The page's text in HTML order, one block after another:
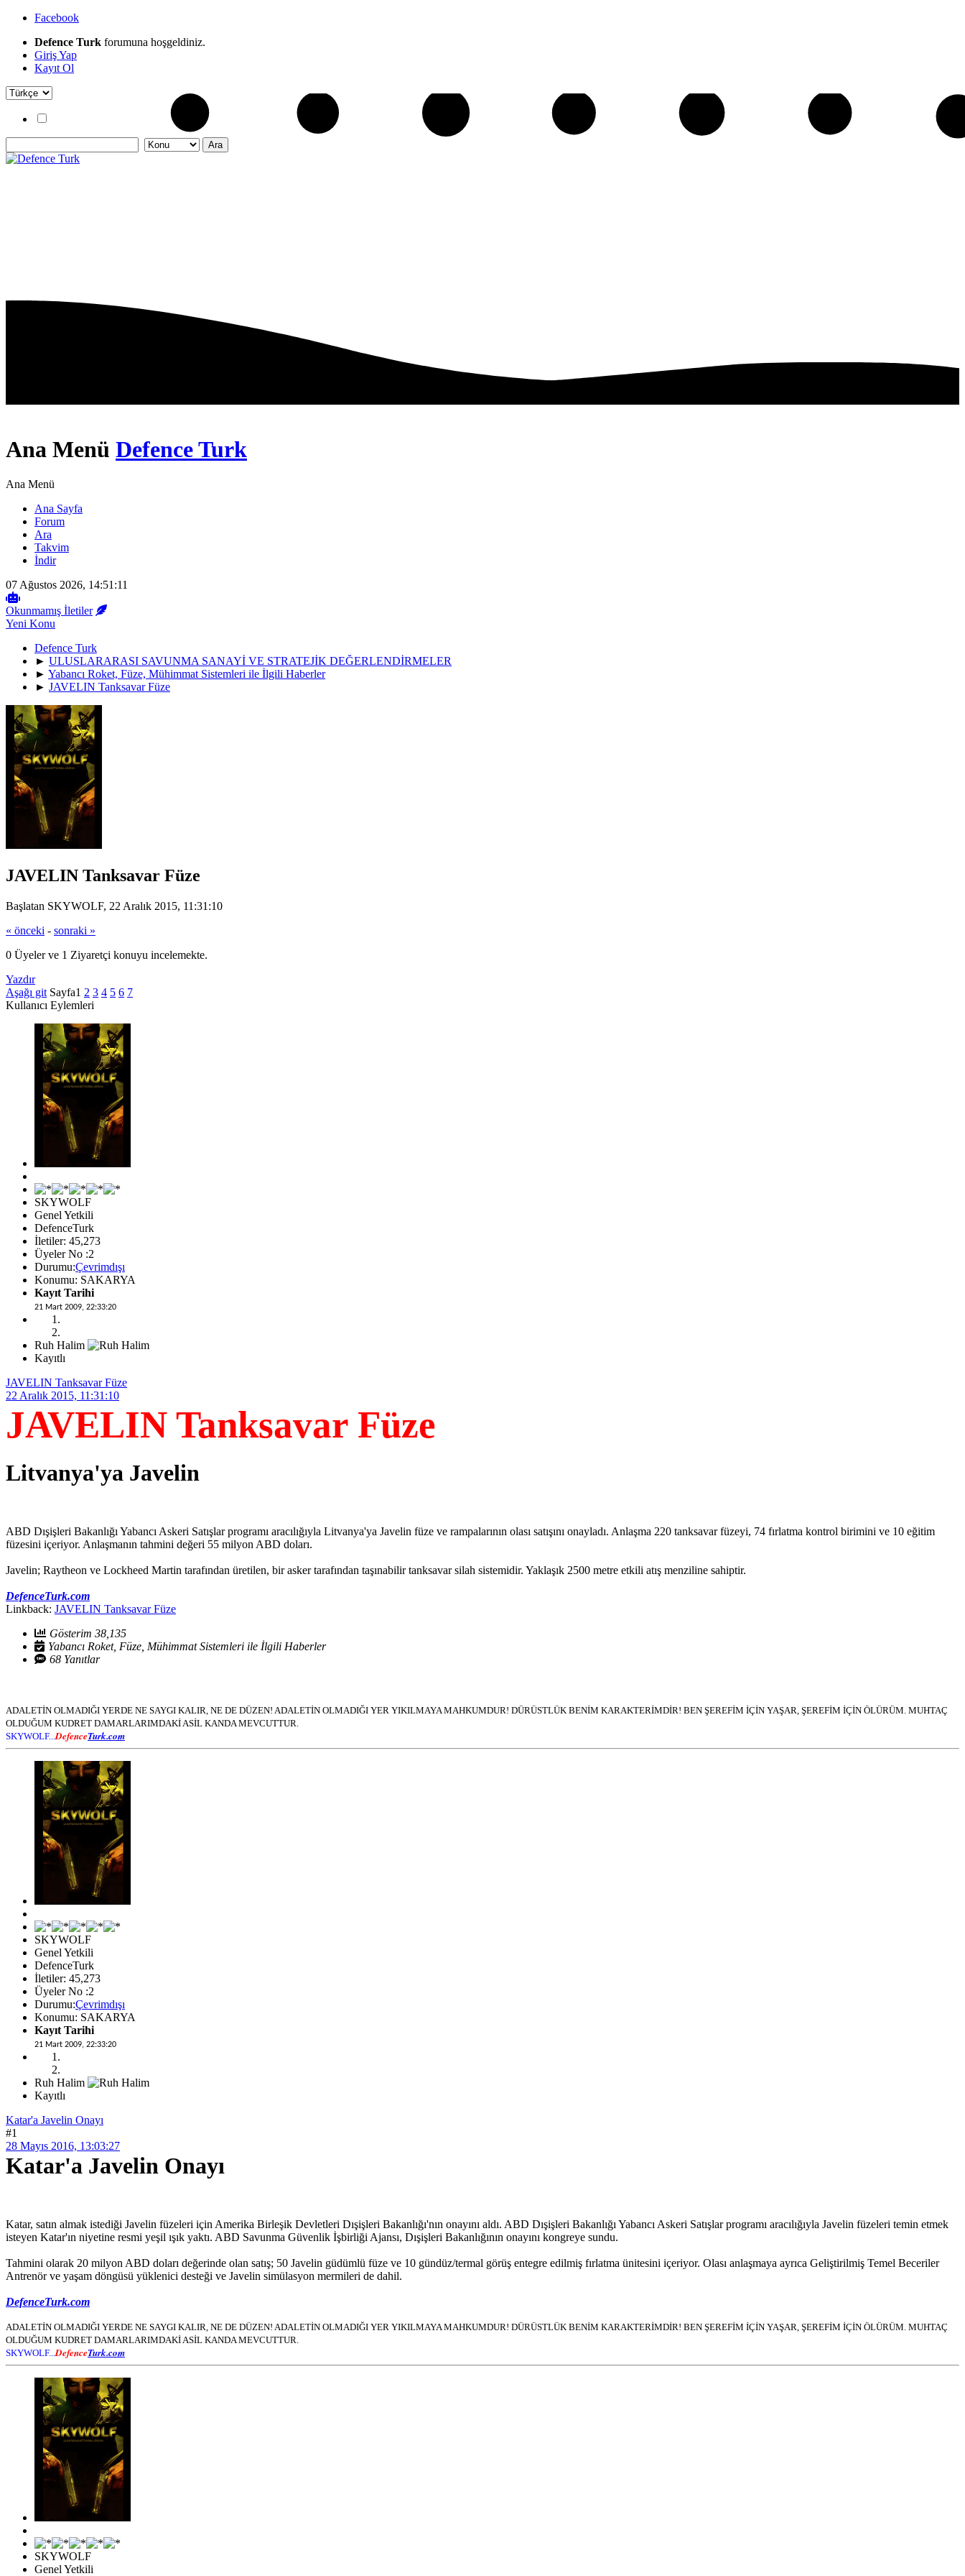
Facebook
Defence Turk forumuna hoşgeldiniz.
Giriş Yap
Kayıt Ol
Ana Menü Defence Turk
Ana Menü
Ana Sayfa
Forum
Ara
Takvim
İndir
07 Ağustos 2026, 14:51:11
Okunmamış İletiler
Yeni Konu
Defence Turk
► ULUSLARARASI SAVUNMA SANAYİ VE STRATEJİK DEĞERLENDİRMELER
► Yabancı Roket, Füze, Mühimmat Sistemleri ile İlgili Haberler
► JAVELIN Tanksavar Füze
JAVELIN Tanksavar Füze
Başlatan SKYWOLF, 22 Aralık 2015, 11:31:10
« önceki - sonraki »
0 Üyeler ve 1 Ziyaretçi konuyu incelemekte.
Yazdır
Aşağı git Sayfa1 2 3 4 5 6 7
Kullanıcı Eylemleri
SKYWOLF
Genel Yetkili
DefenceTurk
İletiler: 45,273
Üyeler No :2
Durumu:Çevrimdışı
Konumu: SAKARYA
Kayıt Tarihi
21 Mart 2009, 22:33:20
Ruh Halim
Kayıtlı
JAVELIN Tanksavar Füze
22 Aralık 2015, 11:31:10
JAVELIN Tanksavar Füze
Litvanya'ya Javelin
ABD Dışişleri Bakanlığı Yabancı Askeri Satışlar programı aracılığıyla Litvanya'ya Javelin füze ve rampalarının olası satışını onayladı. Anlaşma 220 tanksavar füzeyi, 74 fırlatma kontrol birimini ve 10 eğitim
füzesini içeriyor. Anlaşmanın tahmini değeri 55 milyon ABD doları.
Javelin; Raytheon ve Lockheed Martin tarafından üretilen, bir asker tarafından taşınabilir tanksavar silah sistemidir. Yaklaşık 2500 metre etkili atış menziline sahiptir.
DefenceTurk.com
Linkback: JAVELIN Tanksavar Füze
Gösterim 38,135
Yabancı Roket, Füze, Mühimmat Sistemleri ile İlgili Haberler
68 Yanıtlar
ADALETİN OLMADIĞI YERDE NE SAYGI KALIR, NE DE DÜZEN! ADALETİN OLMADIĞI YER YIKILMAYA MAHKUMDUR! DÜRÜSTLÜK BENİM KARAKTERİMDİR! BEN ŞEREFİM İÇİN YAŞAR, ŞEREFİM İÇİN ÖLÜRÜM. MUHTAÇ
OLDUĞUM KUDRET DAMARLARIMDAKİ ASİL KANDA MEVCUTTUR.
SKYWOLF... DefenceTurk.com
SKYWOLF
Genel Yetkili
DefenceTurk
İletiler: 45,273
Üyeler No :2
Durumu:Çevrimdışı
Konumu: SAKARYA
Kayıt Tarihi
21 Mart 2009, 22:33:20
Ruh Halim
Kayıtlı
Katar'a Javelin Onayı
#1
28 Mayıs 2016, 13:03:27
Katar'a Javelin Onayı
Katar, satın almak istediği Javelin füzeleri için Amerika Birleşik Devletleri Dışişleri Bakanlığı'nın onayını aldı. ABD Dışişleri Bakanlığı Yabancı Askeri Satışlar programı aracılığıyla Javelin füzeleri temin etmek
isteyen Katar'ın niyetine resmi yeşil ışık yaktı. ABD Savunma Güvenlik İşbirliği Ajansı, Dışişleri Bakanlığının onayını kongreye sundu.
Tahmini olarak 20 milyon ABD doları değerinde olan satış; 50 Javelin güdümlü füze ve 10 gündüz/termal görüş entegre edilmiş fırlatma ünitesini içeriyor. Olası anlaşmaya ayrıca Geliştirilmiş Temel Beceriler
Antrenör ve yaşam döngüsü yüklenici desteği ve Javelin simülasyon mermileri de dahil.
DefenceTurk.com
ADALETİN OLMADIĞI YERDE NE SAYGI KALIR, NE DE DÜZEN! ADALETİN OLMADIĞI YER YIKILMAYA MAHKUMDUR! DÜRÜSTLÜK BENİM KARAKTERİMDİR! BEN ŞEREFİM İÇİN YAŞAR, ŞEREFİM İÇİN ÖLÜRÜM. MUHTAÇ
OLDUĞUM KUDRET DAMARLARIMDAKİ ASİL KANDA MEVCUTTUR.
SKYWOLF... DefenceTurk.com
SKYWOLF
Genel Yetkili